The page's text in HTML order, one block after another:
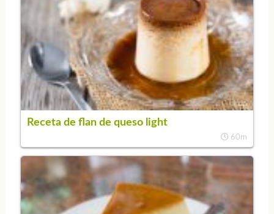
Receta de flan de queso light
60m